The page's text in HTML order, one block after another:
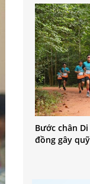
Bước chân
đồng gây